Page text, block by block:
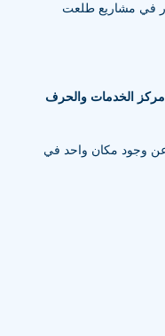
في مشاريع طلعت
الخدمات والحرف
وجود مكان واحد في